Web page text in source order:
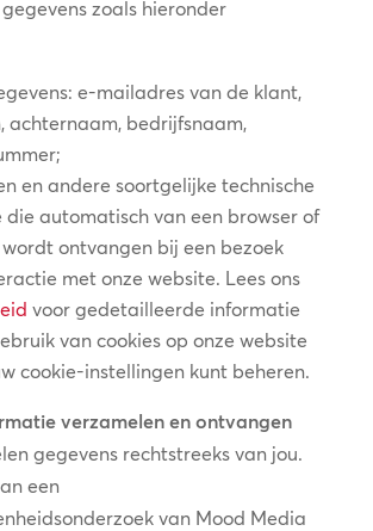
zoals hieronder
e-mailadres van de klant,
achternaam, bedrijfsnaam,
en andere soortgelijke technische
automatisch van een browser of
ontvangen bij een bezoek
met onze website. Lees ons
voor gedetailleerde informatie
van cookies op onze website
cookie-instellingen kunt beheren.
verzamelen en ontvangen
gegevens rechtstreeks van jou.
een
van Mood Media